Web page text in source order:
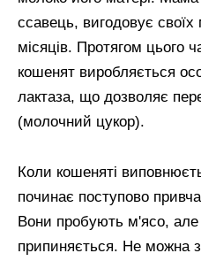
ссавець, вигодовує
місяців. Протягом цього
кошенят виробляється
лактаза, що дозволяє
(молочний цукор).
Коли кошеняті
починає поступово
Вони пробують м'ясо, але
припиняється. Не можна